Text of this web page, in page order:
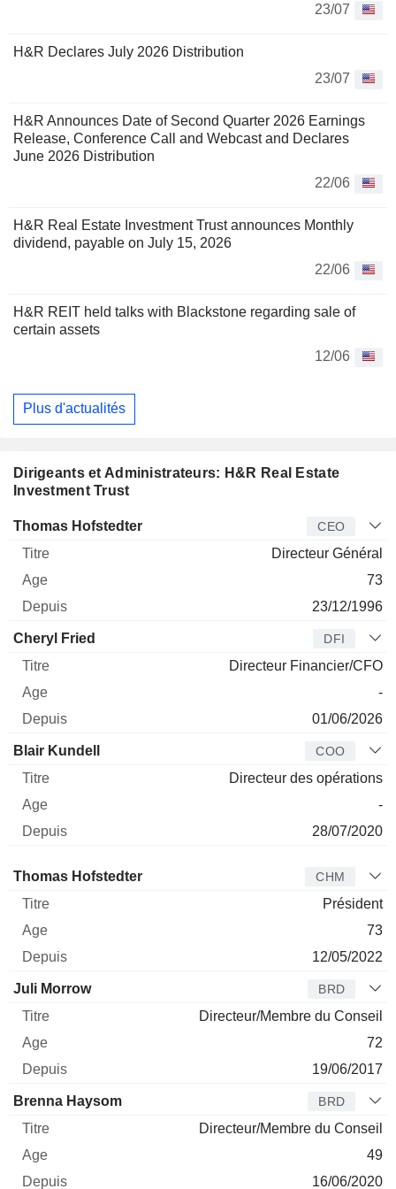
23/07
H&R Declares July 2026 Distribution
23/07
H&R Announces Date of Second Quarter 2026 Earnings
Release, Conference Call and Webcast and Declares
June 2026 Distribution
22/06
H&R Real Estate Investment Trust announces Monthly
dividend, payable on July 15, 2026
22/06
H&R REIT held talks with Blackstone regarding sale of
certain assets
12/06
Plus d'actualités
Dirigeants et Administrateurs: H&R Real Estate
Investment Trust
Dirigeant Titre Age
Thomas Hofstedter CEO
Directeur Général
73
23/12/1996
Cheryl Fried DFI
Directeur Financier/CFO
-
01/06/2026
Blair Kundell COO
Directeur des opérations
-
28/07/2020
Administrateur Titre
Thomas Hofstedter CHM
Président
73
12/05/2022
Juli Morrow BRD
Directeur/Membre du Conseil
72
19/06/2017
Brenna Haysom BRD
Directeur/Membre du Conseil
49
16/06/2020